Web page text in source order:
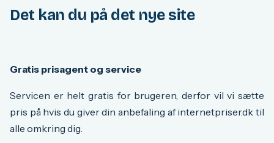
Det kan du på det nye site
Gratis prisagent og service
Servicen er helt gratis for brugeren, derfor vil vi sætte
pris på hvis du giver din anbefaling af internetpriser.dk til
alle omkring dig.